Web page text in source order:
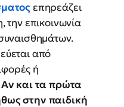
επηρεάζει
την επικοινωνία
από
ή
Αν και τα πρώτα
στην παιδική